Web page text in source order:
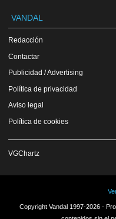
VANDAL
Redacción
Contactar
Publicidad / Advertising
Política de privacidad
Aviso legal
Política de cookies
VGChartz
Copyright Vandal 1997-2026 -